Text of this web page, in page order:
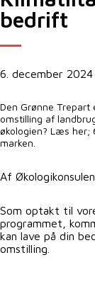
bedrift
6. december 2024
Den Grønne Trepart
omstilling af
økologien? Læs her;
marken.
Af
Som optakt til
programmet,
kan lave på din
omstilling.